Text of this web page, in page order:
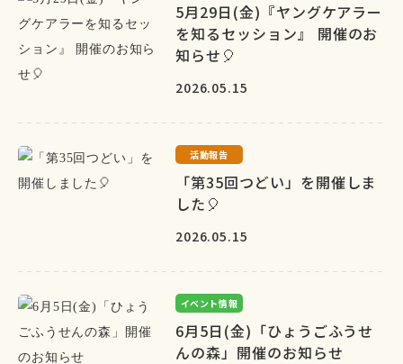
5月29日(金)『ヤングケアラー
を知るセッション』 開催のお
知らせ🎈
2026.05.15
活動報告
「第35回つどい」を開催しま
した🎈
2026.05.15
イベント情報
6月5日(金)「ひょうごふうせ
んの森」開催のお知らせ